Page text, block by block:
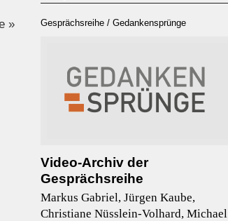
» Gesprächsreihe / Gedankensprünge
Video-Archiv der
Gesprächsreihe
Markus Gabriel, Jürgen Kaube,
Christiane Nüsslein-Volhard, Michael